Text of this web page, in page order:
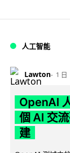
人工智能
Lawton 1 日
OpenAI
個 AI 交
建